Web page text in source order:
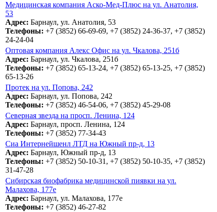
Медицинская компания Аско-Мед-Плюс на ул. Анатолия,
53
Адрес: Барнаул, ул. Анатолия, 53
Телефоны: +7 (3852) 66-69-69, +7 (3852) 24-36-37, +7 (3852)
24-24-04
Оптовая компания Алекс Офис на ул. Чкалова, 251б
Адрес: Барнаул, ул. Чкалова, 251б
Телефоны: +7 (3852) 65-13-24, +7 (3852) 65-13-25, +7 (3852)
65-13-26
Протек на ул. Попова, 242
Адрес: Барнаул, ул. Попова, 242
Телефоны: +7 (3852) 46-54-06, +7 (3852) 45-29-08
Северная звезда на просп. Ленина, 124
Адрес: Барнаул, просп. Ленина, 124
Телефоны: +7 (3852) 77-34-43
Сиа Интернейшенл ЛТД на Южный пр-д, 13
Адрес: Барнаул, Южный пр-д, 13
Телефоны: +7 (3852) 50-10-31, +7 (3852) 50-10-35, +7 (3852)
31-47-28
Сибирская биофабрика медицинской пиявки на ул.
Малахова, 177е
Адрес: Барнаул, ул. Малахова, 177е
Телефоны: +7 (3852) 46-27-82